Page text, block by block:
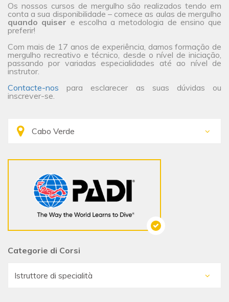
Os nossos cursos de mergulho são realizados tendo em
conta a sua disponibilidade – comece as aulas de mergulho
quando quiser e escolha a metodologia de ensino que
preferir!
Com mais de 17 anos de experiência, damos formação de
mergulho recreativo e técnico, desde o nível de iniciação,
passando por variadas especialidades até ao nível de
instrutor.
Contacte-nos para esclarecer as suas dúvidas ou
inscrever-se.
Categorie di Corsi